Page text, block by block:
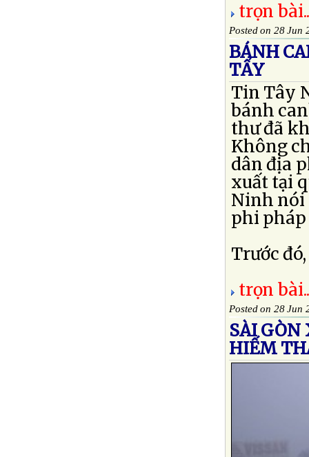
trọn
Posted on 28 Jun
BÁNH
TẨY
Tin Tây
bánh
thư đã
Không
dân địa
xuất tại
Ninh nói
phi
Trước
trọn
Posted on 28 Jun
SÀI GÒN
HIẾM